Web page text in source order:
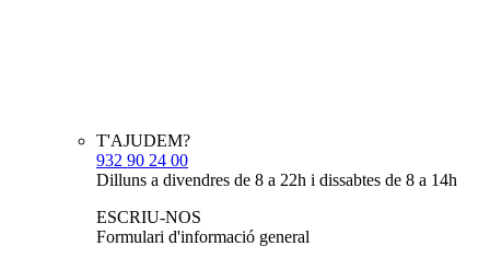
T'AJUDEM?
932 90 24 00
Dilluns a divendres de 8 a 22h i dissabtes de 8 a 14h
ESCRIU-NOS
Formulari d'informació general